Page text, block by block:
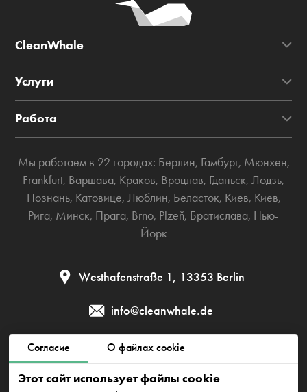
Согласие О файлах cookie
Этот сайт использует файлы cookie
CleanWhale
Услуги
Работа
Мы работаем в 22 городах: Берлин, Гамбург, Мюнхен,
Frankfurt, Варшава, Краков, Вроцлав, Гданьск, Лодзь,
Познань, Катовице, Люблин, Беласток, Киев, Киев,
Рига, Минск, Прага, Brno, Plzeň, Братислава, Нью-
Йорк
Westhafenstraße 1, 13353 Berlin
info@cleanwhale.de
Публичный договор